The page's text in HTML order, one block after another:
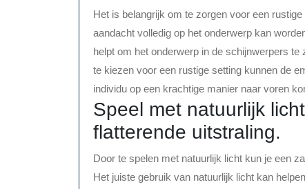
Het is belangrijk om te zorgen voor een
aandacht volledig op het onderwerp kan
helpt om het onderwerp in de schijnwerpers
te kiezen voor een rustige setting kunnen de
individu op een krachtige manier naar voren
Speel met natuurlijk
flatterende uitstraling.
Door te spelen met natuurlijk licht kun je een
Het juiste gebruik van natuurlijk licht kan